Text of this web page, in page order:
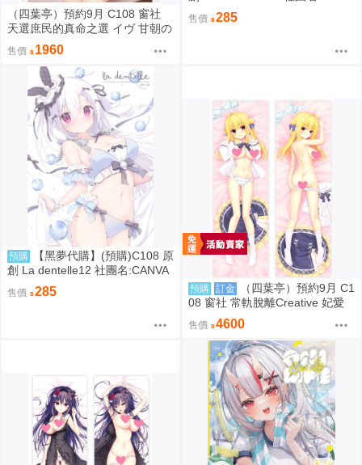
（四葉亭）預約9月 C108 窗社
天選庶民的真命之選 イヴ 甘朝の
彼シャツver B1&B2掛軸 0814
售價 1960
AS+GARDEN 繪師:宮坂みゆ
售價 285
預購
【黑夢代購】(預購)C108 原
創 La dentelle12 社團名:CANVA
S+GARDEN 繪師:宮坂みゆ
售價 285 預購 訂金
（四葉亭）預約9月 C1
08 窗社 常軌脫離Creative 妃愛
抱枕套 0814
售價 4600